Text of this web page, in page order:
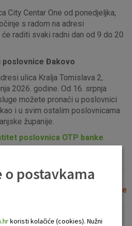
City Centar One od ponedjeljka,
s radom na adresi
raditi svaki radni dan od 9 do 20
poslovnice Đakovo
ulica Kralja Tomislava 2,
2026. godine. Od 16. srpnja
možete pronaći u poslovnici
i u svim ostalim poslovnicama
županije.
poslovnica OTP banke
možete vidjeti
Očisti filtere
postavkama
koristi kolačiće (cookies). Nužni